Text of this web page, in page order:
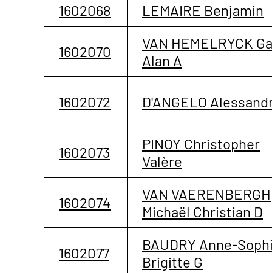
1602068
LEMAIRE Benjamin
1602070
VAN HEMELRYCK
Alan A
1602072 D'ANGELO
1602073
PINOY Christopher
Valère
1602074
VAN VAERENBERGH
Michaël Christian D
1602077
BAUDRY Anne-
Brigitte G